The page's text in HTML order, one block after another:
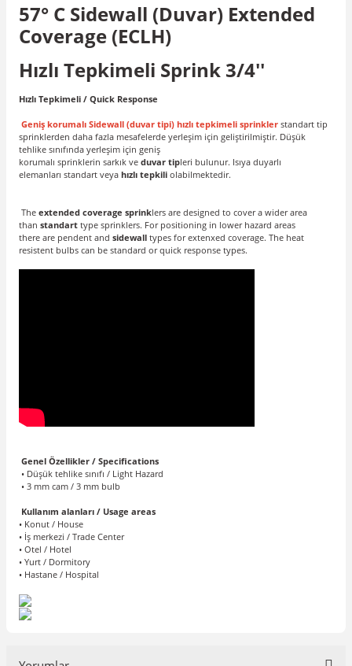
57° C Sidewall (Duvar) Extended
Coverage (ECLH)
Hızlı Tepkimeli Sprink 3/4''
Hızlı Tepkimeli / Quick Response
Geniş korumalı Sidewall (duvar tipi) hızlı tepkimeli sprinkler standart tip
sprinklerden daha fazla mesafelerde yerleşim için geliştirilmiştir. Düşük
tehlike sınıfında yerleşim için geniş
korumalı sprinklerin sarkık ve duvar tipleri bulunur. Isıya duyarlı
elemanları standart veya hızlı tepkili olabilmektedir.
The extended coverage sprinklers are designed to cover a wider area
than standart type sprinklers. For positioning in lower hazard areas
there are pendent and sidewall types for extenxed coverage. The heat
resistent bulbs can be standard or quick response types.
Genel Özellikler / Specifications
• Düşük tehlike sınıfı / Light Hazard
• 3 mm cam / 3 mm bulb
Kullanım alanları / Usage areas
• Konut / House
• İş merkezi / Trade Center
• Otel / Hotel
• Yurt / Dormitory
• Hastane / Hospital